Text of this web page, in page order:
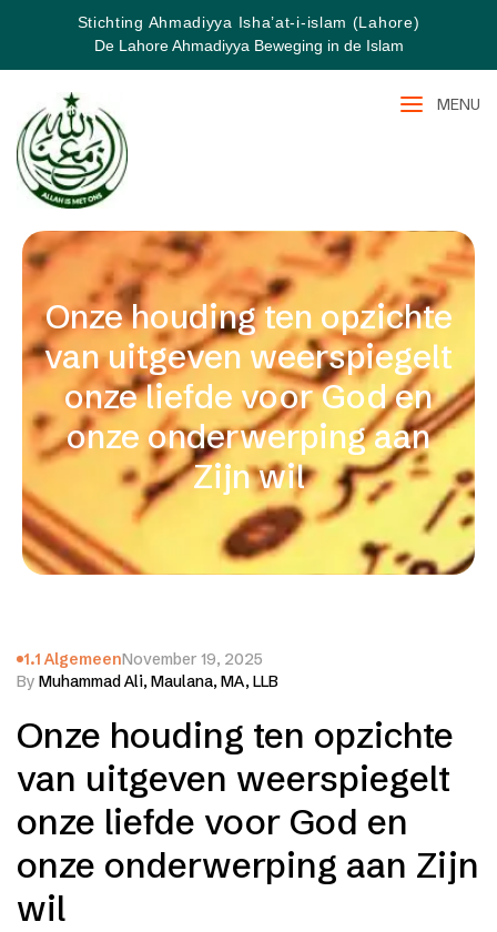
Stichting Ahmadiyya Isha’at-i-islam (Lahore)
De Lahore Ahmadiyya Beweging in de Islam
MENU
Onze houding ten opzichte
van uitgeven weerspiegelt
onze liefde voor God en
onze onderwerping aan
Zijn wil
1.1 AlgemeenNovember 19, 2025
By Muhammad Ali, Maulana, MA, LLB
Onze houding ten opzichte
van uitgeven weerspiegelt
onze liefde voor God en
onze onderwerping aan Zijn
wil